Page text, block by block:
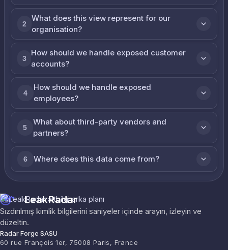
2
What does this view represent for our
organisation?
3
How should we handle exposed customer
accounts?
4
How should we handle exposed
employees?
5
What about third-party vendors and
partners?
6 Where does this data come from?
LeakRadar
Sızdırılmış kimlik bilgilerini saniyeler içinde arayın, izleyin ve
düzeltin.
Radar Forge SASU
60 rue François 1er, 75008 Paris, France